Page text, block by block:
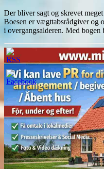
Der bliver sagt og skrevet
Boesen er vægttabsrådgiver og
i overgangsalderen. Med